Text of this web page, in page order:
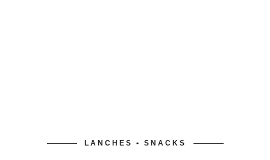
LANCHES • SNACKS